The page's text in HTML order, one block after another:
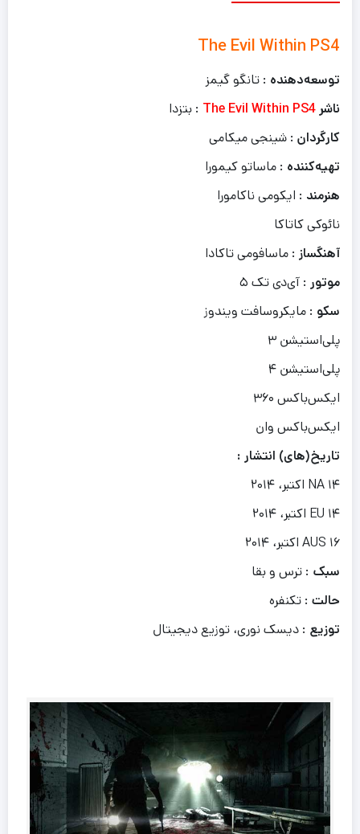
The Evil Within PS4
توسعه‌دهنده : تانگو گیمز
ناشر The Evil Within PS4 : بتزدا
کارگردان : شینجی میکامی
تهیه‌کننده : ماساتو کیمورا
هنرمند : ایکومی ناکامورا
نائوکی کاتاکا
آهنگساز : ماسافومی تاکادا
موتور : آی‌دی تک ۵
سکو : مایکروسافت ویندوز
پلی‌استیشن ۳
پلی‌استیشن ۴
ایکس‌باکس ۳۶۰
ایکس‌باکس وان
تاریخ(های) انتشار :
NA ۱۴ اکتبر، ۲۰۱۴
EU ۱۴ اکتبر، ۲۰۱۴
AUS ۱۶ اکتبر، ۲۰۱۴
سبک : ترس و بقا
حالت : تکنفره
توزیع : دیسک نوری، توزیع دیجیتال